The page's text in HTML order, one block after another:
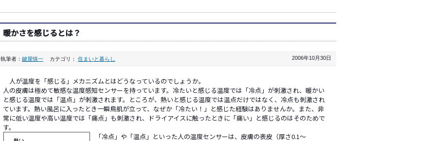
暖かさを感じるとは？
執筆者： 鍵屋慎一 カテゴリ： 住まいと暮らし 2006年10月30日
人が温度を「感じる」メカニズムとはどうなっているのでしょうか。
人の皮膚は極めて敏感な温度感知センサーを持っています。冷たいと感じる温度では「冷点」が刺激され、暖かい
と感じる温度では「温点」が刺激されます。ところが、熱いと感じる温度では温点だけではなく、冷点も刺激され
ています。熱い風呂に入ったとき一瞬鳥肌が立って、なぜか「冷たい！」と感じた経験はありませんか。また、非
常に低い温度や高い温度では「痛点」も刺激され、ドライアイスに触ったときに「痛い」と感じるのはそのためで
す。
「冷点」や「温点」といった人の温度センサーは、皮膚の表皮（厚さ0.1～